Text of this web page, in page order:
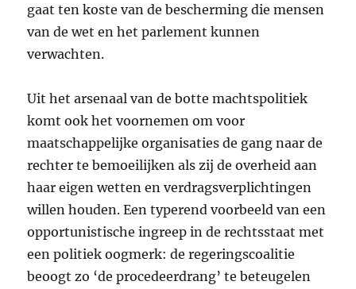
gaat ten koste van de bescherming die mensen
van de wet en het parlement kunnen
verwachten.
Uit het arsenaal van de botte machtspolitiek
komt ook het voornemen om voor
maatschappelijke organisaties de gang naar de
rechter te bemoeilijken als zij de overheid aan
haar eigen wetten en verdragsverplichtingen
willen houden. Een typerend voorbeeld van een
opportunistische ingreep in de rechtsstaat met
een politiek oogmerk: de regeringscoalitie
beoogt zo ‘de procedeerdrang’ te beteugelen